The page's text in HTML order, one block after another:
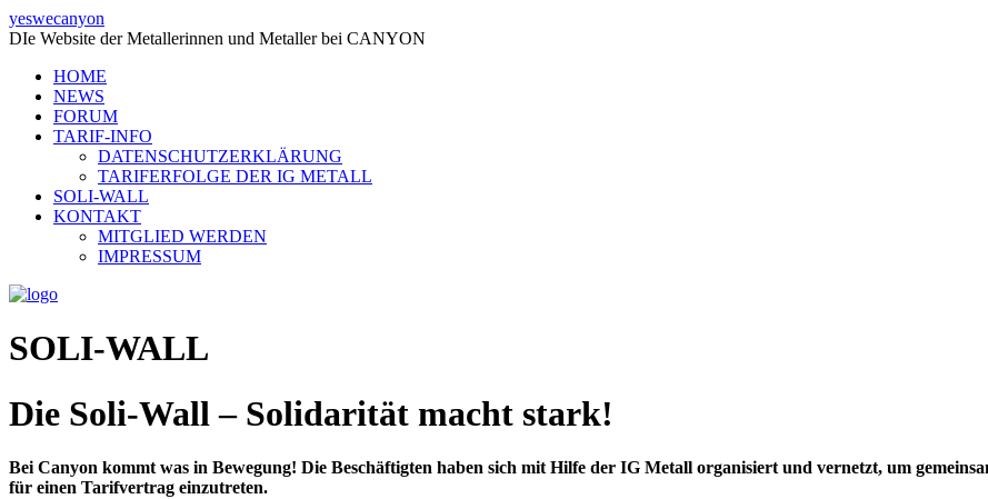
yeswecanyon
DIe Website der Metallerinnen und Metaller bei CANYON
HOME
NEWS
FORUM
TARIF-INFO
DATENSCHUTZERKLÄRUNG
TARIFERFOLGE DER IG METALL
SOLI-WALL
KONTAKT
MITGLIED WERDEN
IMPRESSUM
SOLI-WALL
Die Soli-Wall – Solidarität macht stark!
Bei Canyon kommt was in Bewegung! Die Beschäftigten haben sich mit Hilfe der IG Metall organisiert und vernetzt, um
für einen Tarifvertrag einzutreten.